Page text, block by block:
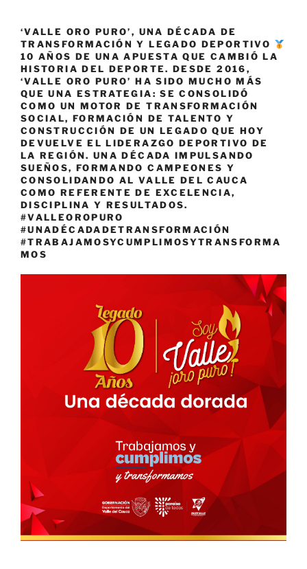
‘VALLE ORO PURO’, UNA DÉCADA DE
TRANSFORMACIÓN Y LEGADO DEPORTIVO
10 AÑOS DE UNA APUESTA QUE CAMBIÓ LA
HISTORIA DEL DEPORTE. DESDE 2016,
‘VALLE ORO PURO’ HA SIDO MUCHO MÁS
QUE UNA ESTRATEGIA: SE CONSOLIDÓ
COMO UN MOTOR DE TRANSFORMACIÓN
SOCIAL, FORMACIÓN DE TALENTO Y
CONSTRUCCIÓN DE UN LEGADO QUE HOY
DEVUELVE EL LIDERAZGO DEPORTIVO DE
LA REGIÓN. UNA DÉCADA IMPULSANDO
SUEÑOS, FORMANDO CAMPEONES Y
CONSOLIDANDO AL VALLE DEL CAUCA
COMO REFERENTE DE EXCELENCIA,
DISCIPLINA Y RESULTADOS.
#VALLEOROPURO
#UNADÉCADADETRANSFORMACIÓN
#TRABAJAMOSYCUMPLIMOSYTRANSFORMA
MOS